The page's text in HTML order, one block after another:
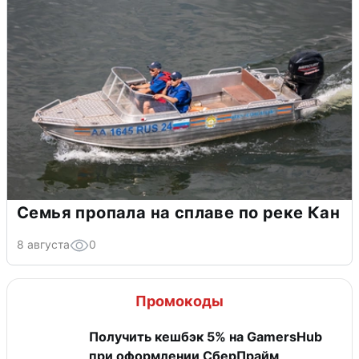
Семья пропала на сплаве по реке Кан
8 августа 0
Промокоды
Получить кешбэк 5% на GamersHub
при оформлении СберПрайм